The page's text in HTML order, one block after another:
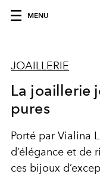
MENU
JOAILLERIE
La joaillerie
pures
Porté parVialina
d’élégance et de
ces bijoux